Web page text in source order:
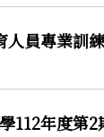
人員專業訓
112年度第